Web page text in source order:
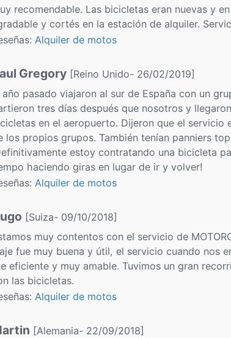
recomendable. Las bicicletas eran nuevas y
y cortés en la estación de alquiler.
Alquiler de motos
Gregory[Reino Unido- 26/02/2019]
año pasado viajaron al sur de España con un
tres días después que nosotros y
en el aeropuerto. Dijeron que el
los propios grupos. También tenían panniers
estoy contratando una bicicleta
haciendo giras en lugar de ir y volver!
Alquiler de motos
[Suiza- 09/10/2018]
muy contentos con el servicio de
fue muy buena y útil, el servicio cuando nos
eficiente y muy amable. Tuvimos un gran
las bicicletas.
Alquiler de motos
[Alemania- 22/09/2018]